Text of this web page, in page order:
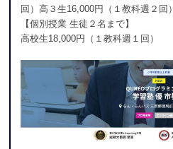
回）高３生16,000円（１教科週２回）
【個別授業 生徒２名まで】
高校生18,000円（１教科週１回）